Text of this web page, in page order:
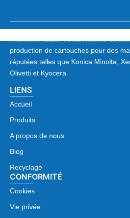
production de cartouches pour des
réputées telles que Konica Minolta,
Olivetti et Kyocera.
LIENS
Accueil
Produits
A propos de nous
Blog
Recyclage
CONFORMITÉ
Cookies
Vie privée